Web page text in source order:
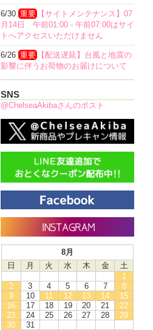
6/30 重要
【サイトメンテナンス】07
月14日 午前01:00 - 午前07:00はサイ
トへアクセスいただけません
6/26 重要
【配送遅延】台風と地震の
影響に伴うお荷物のお届けについて
SNS
@ChelseaAkibaさんのポスト
8月
日
月 火 水 木 金
土
1
2
3 4 5 6 7
8
9
10 11 12 13 14
15
16
17 18 19 20 21
22
23
24 25 26 27 28
29
30
31